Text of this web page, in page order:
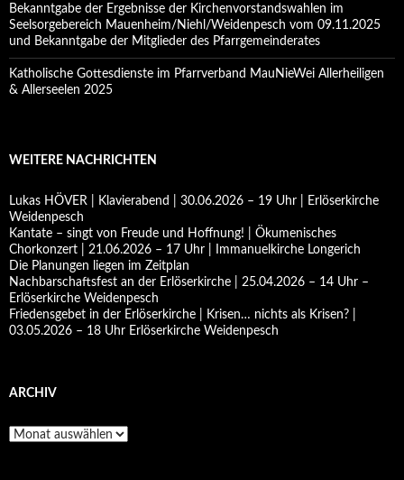
Bekanntgabe der Ergebnisse der Kirchenvorstandswahlen im
Seelsorgebereich Mauenheim/Niehl/Weidenpesch vom 09.11.2025
und Bekanntgabe der Mitglieder des Pfarrgemeinderates
Katholische Gottesdienste im Pfarrverband MauNieWei Allerheiligen
& Allerseelen 2025
WEITERE NACHRICHTEN
Lukas HÖVER | Klavierabend | 30.06.2026 – 19 Uhr | Erlöserkirche
Weidenpesch
Kantate – singt von Freude und Hoffnung! | Ökumenisches
Chorkonzert | 21.06.2026 – 17 Uhr | Immanuelkirche Longerich
Die Planungen liegen im Zeitplan
Nachbarschaftsfest an der Erlöserkirche | 25.04.2026 – 14 Uhr –
Erlöserkirche Weidenpesch
Friedensgebet in der Erlöserkirche | Krisen… nichts als Krisen? |
03.05.2026 – 18 Uhr Erlöserkirche Weidenpesch
ARCHIV
Archiv